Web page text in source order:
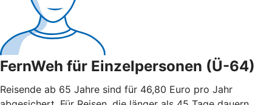
FernWeh für Einzelpersonen (Ü-64)
Reisende ab 65 Jahre sind für 46,80 Euro pro Jahr